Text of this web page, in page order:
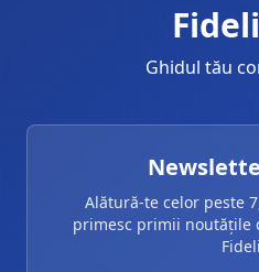
Ghidul tău
Alătură-te celor peste
primesc primii noutățile